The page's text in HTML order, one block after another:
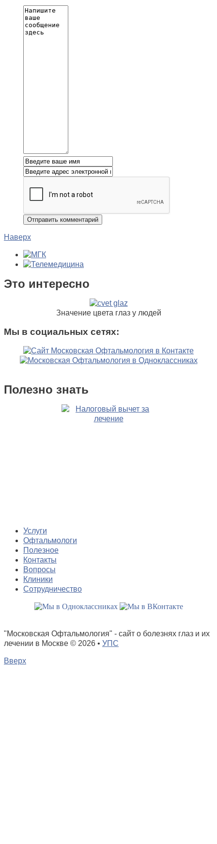
Наверх
Это интересно
Значение цвета глаз у людей
Мы в социальных сетях:
Полезно знать
Услуги
Офтальмологи
Полезное
Контакты
Вопросы
Клиники
Сотрудничество
"Московская Офтальмология" - сайт о болезнях глаз и их
лечении в Москве © 2026 • УПС
Вверх